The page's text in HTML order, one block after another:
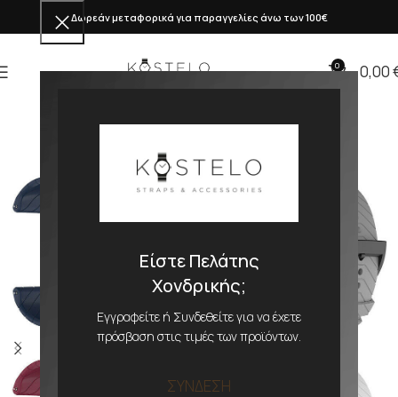
Είστε Πελάτης
Χονδρικής;
Εγγραφείτε ή Συνδεθείτε για να έχετε
πρόσβαση στις τιμές των προϊόντων.
ΣΥΝΔΕΣΗ
Δωρεάν μεταφορικά για παραγγελίες άνω των 100€
0 0,00